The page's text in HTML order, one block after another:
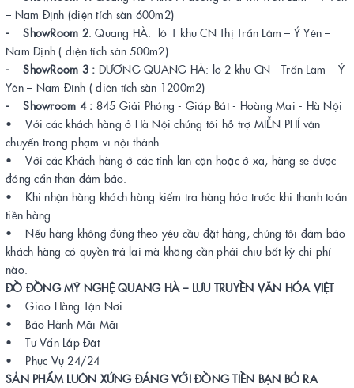
– Nam Định (diện tích sàn 600m2)
- ShowRoom 2: Quang HÀ: lô 1 khu CN Thị Trấn Lâm – Ý Yên –
Nam Định ( diện tích sàn 500m2)
- ShowRoom 3 : DƯƠNG QUANG HÀ: lô 2 khu CN - Trấn Lâm – Ý
Yên – Nam Định ( diện tích sàn 1200m2)
- Showroom 4 : 845 Giải Phóng - Giáp Bát - Hoàng Mai - Hà Nội
• Với các khách hàng ở Hà Nội chúng tôi hỗ trợ MIỄN PHÍ vận
chuyển trong phạm vi nội thành.
• Với các Khách hàng ở các tỉnh lân cận hoặc ở xa, hàng sẽ được
đóng cẩn thận đảm bảo.
• Khi nhận hàng khách hàng kiểm tra hàng hóa trước khi thanh toán
tiền hàng.
• Nếu hàng không đúng theo yêu cầu đặt hàng, chúng tôi đảm bảo
khách hàng có quyền trả lại mà không cần phải chịu bất kỳ chi phí
nào.
ĐỒ ĐỒNG MỸ NGHỆ QUANG HÀ – LƯU TRUYỀN VĂN HÓA VIỆT
• Giao Hàng Tận Nơi
• Bảo Hành Mãi Mãi
• Tư Vấn Lắp Đặt
• Phục Vụ 24/24
SẢN PHẨM LUÔN XỨNG ĐÁNG VỚI ĐỒNG TIỀN BẠN BỎ RA